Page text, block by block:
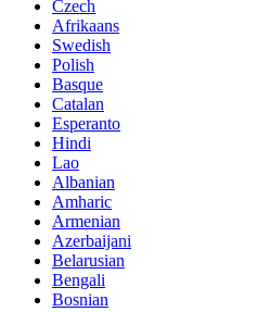
Czech
Afrikaans
Swedish
Polish
Basque
Catalan
Esperanto
Hindi
Lao
Albanian
Amharic
Armenian
Azerbaijani
Belarusian
Bengali
Bosnian